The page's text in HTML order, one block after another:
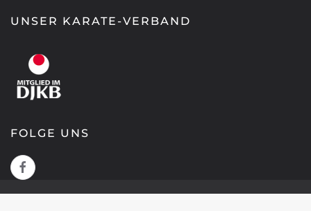
UNSER KARATE-VERBAND
FOLGE UNS